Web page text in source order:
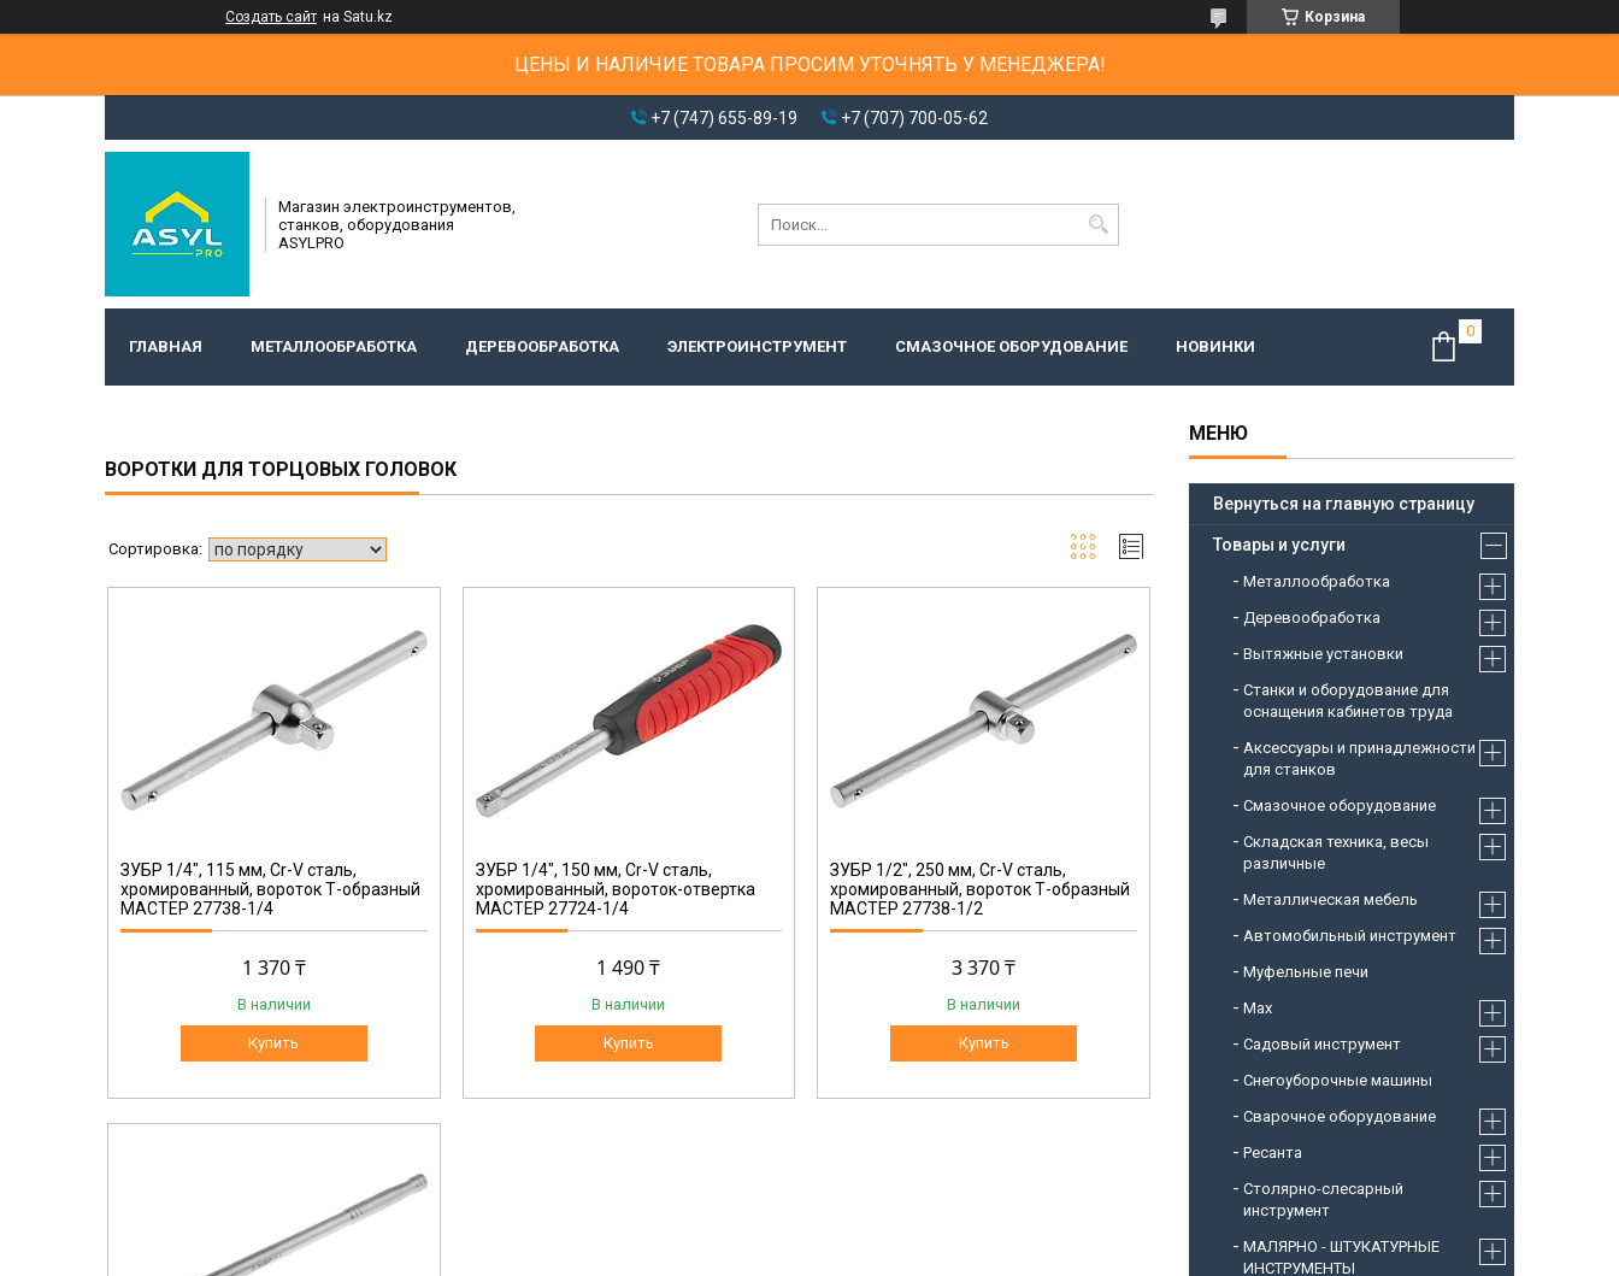
Создать сайт на Satu.kz Корзина
ЦЕНЫ И НАЛИЧИЕ ТОВАРА ПРОСИМ УТОЧНЯТЬ У МЕНЕДЖЕРА!
+7 (747) 655-89-19 +7 (707) 700-05-62
Магазин электроинструментов,
станков, оборудования
ASYLPRO
ГЛАВНАЯ МЕТАЛЛООБРАБОТКА ДЕРЕВООБРАБОТКА ЭЛЕКТРОИНСТРУМЕНТ СМАЗОЧНОЕ ОБОРУДОВАНИЕ НОВИНКИ
ВОРОТКИ ДЛЯ ТОРЦОВЫХ ГОЛОВОК
ЗУБР 1/4", 115 мм, Cr-V сталь,
хромированный, вороток Т-образный
МАСТЕР 27738-1/4
1 370 ₸
В наличии
Купить
ЗУБР 1/4", 150 мм, Cr-V сталь,
хромированный, вороток-отвертка
МАСТЕР 27724-1/4
1 490 ₸
В наличии
Купить
ЗУБР 1/2", 250 мм, Cr-V сталь,
хромированный, вороток Т-образный
МАСТЕР 27738-1/2
3 370 ₸
В наличии
Купить
Вернуться на главную страницу
Товары и услуги
Металлообработка
Деревообработка
Вытяжные установки
Станки и оборудование для
оснащения кабинетов труда
Аксессуары и принадлежности
для станков
Смазочное оборудование
Складская техника, весы
различные
Металлическая мебель
Автомобильный инструмент
Муфельные печи
Max
Садовый инструмент
Снегоуборочные машины
Cварочное оборудование
Ресанта
Столярно-слесарный
инструмент
МАЛЯРНО - ШТУКАТУРНЫЕ
ИНСТРУМЕНТЫ